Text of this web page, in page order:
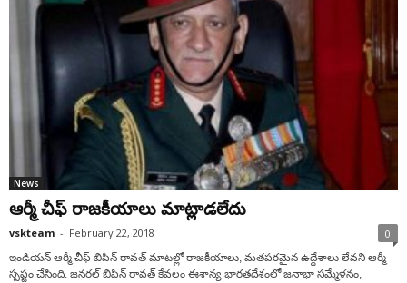
News
ఆర్మీ చీఫ్‌ రాజకీయాలు మాట్లాడలేదు
vskteam - February 22, 2018 0
ఇండియన్ ఆర్మీ చీఫ్ బిపిన్ రావత్ మాటల్లో రాజకీయాలు, మతపరమైన ఉద్దేశాలు లేవని ఆర్మీ
స్పష్టం చేసింది. జనరల్ బిపిన్ రావత్ కేవలం ఈశాన్య భారతదేశంలో జనాభా సమ్మేళనం,